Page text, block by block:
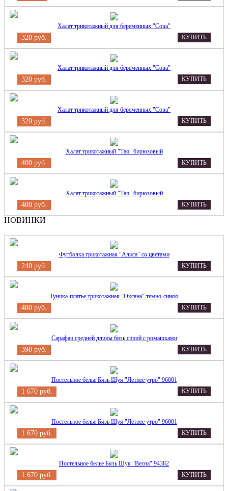
Халат трикотажный для беременных "Сова"
320 руб. КУПИТЬ
Халат трикотажный для беременных "Сова"
320 руб. КУПИТЬ
Халат трикотажный для беременных "Сова"
320 руб. КУПИТЬ
Халат трикотажный "Тая" бирюзовый
400 руб. КУПИТЬ
Халат трикотажный "Тая" бирюзовый
400 руб. КУПИТЬ
НОВИНКИ
Футболка трикотажная "Алиса" со цветами
240 руб. КУПИТЬ
Туника-платье трикотажная "Оксана" темно-синяя
480 руб. КУПИТЬ
Сарафан средней длины бязь синий с ромашками
390 руб. КУПИТЬ
Постельное белье Бязь Шуя "Летнее утро" 96001
1 670 руб. КУПИТЬ
Постельное белье Бязь Шуя "Летнее утро" 96001
1 670 руб. КУПИТЬ
Постельное белье Бязь Шуя "Весна" 94382
1 670 руб. КУПИТЬ